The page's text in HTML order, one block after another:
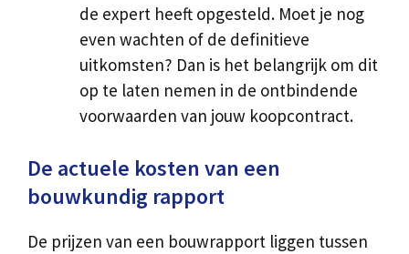
de expert heeft opgesteld. Moet je nog
even wachten of de definitieve
uitkomsten? Dan is het belangrijk om dit
op te laten nemen in de ontbindende
voorwaarden van jouw koopcontract.
De actuele kosten van een
bouwkundig rapport
De prijzen van een bouwrapport liggen tussen